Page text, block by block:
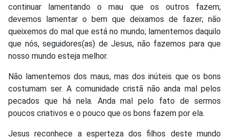
continuar lamentando o mau que os outros fazem;
devemos lamentar o bem que deixamos de fazer; não
queixemos do mal que está no mundo; lamentemos daquilo
que nós, seguidores(as) de Jesus, não fazemos para que
nosso mundo esteja melhor.
Não lamentemos dos maus, mas dos inúteis que os bons
costumam ser. A comunidade cristã não anda mal pelos
pecados que há nela. Anda mal pelo fato de sermos
poucos criativos e o pouco que os bons fazem por ela.
Jesus reconhece a esperteza dos filhos deste mundo